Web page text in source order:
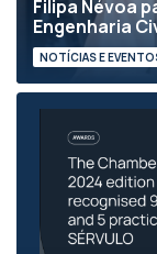
Filipa Névoa
Engenharia
NOTÍCIAS E